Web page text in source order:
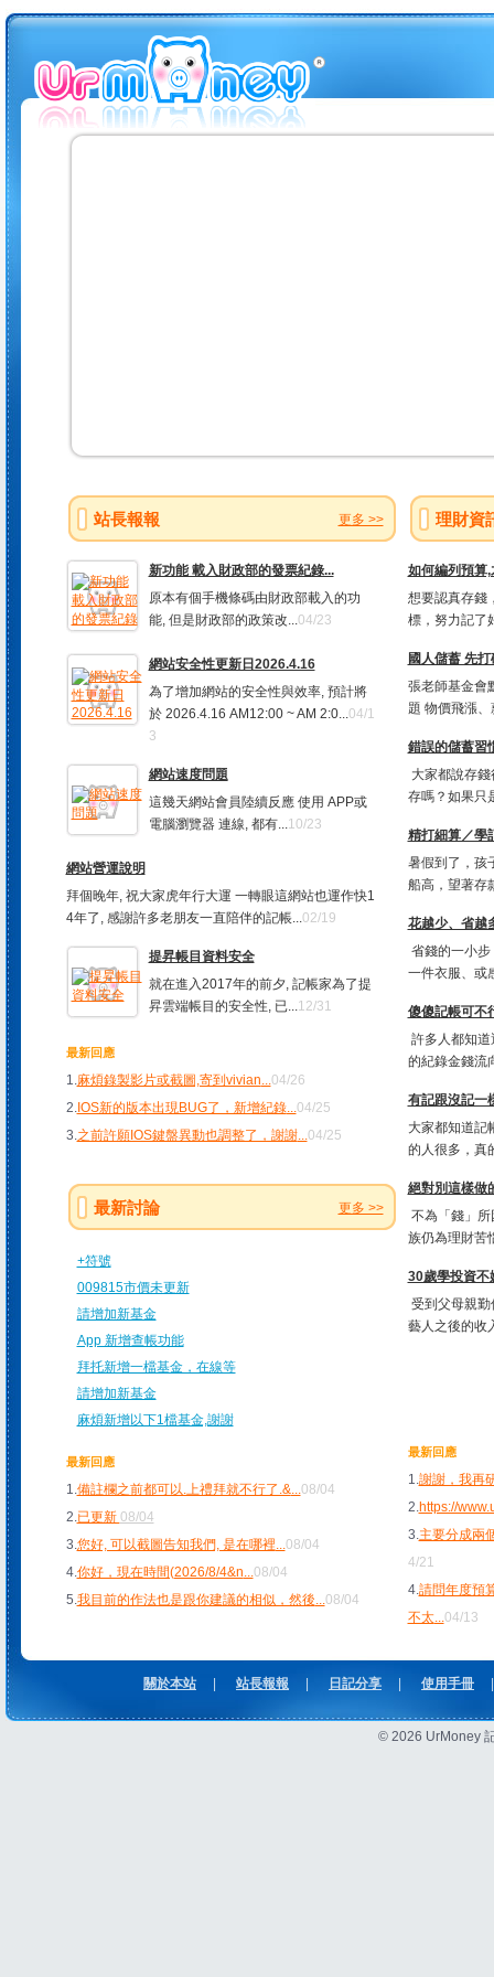
站長報報 更多 >>
新功能 載入財政部的發票紀錄...
原本有個手機條碼由財政部載入的功
能, 但是財政部的政策改...04/23
網站安全性更新日2026.4.16
為了增加網站的安全性與效率, 預計將
於 2026.4.16 AM12:00 ~ AM 2:0...04/1
3
網站速度問題
這幾天網站會員陸續反應 使用 APP或
電腦瀏覽器 連線, 都有...10/23
網站營運說明
拜個晚年, 祝大家虎年行大運 一轉眼這網站也運作快1
4年了, 感謝許多老朋友一直陪伴的記帳...02/19
提昇帳目資料安全
就在進入2017年的前夕, 記帳家為了提
昇雲端帳目的安全性, 已...12/31
最新回應
1.麻煩錄製影片或截圖,寄到vivian...04/26
2.IOS新的版本出現BUG了，新增紀錄...04/25
3.之前許願IOS鍵盤異動也調整了，謝謝...04/25
最新討論 更多 >>
+符號
009815市價未更新
請增加新基金
App 新增查帳功能
拜托新增一檔基金，在線等
請增加新基金
麻煩新增以下1檔基金,謝謝
最新回應
1.備註欄之前都可以.上禮拜就不行了.&...08/04
2.已更新 08/04
3.您好, 可以截圖告知我們, 是在哪裡...08/04
4.你好，現在時間(2026/8/4&n...08/04
5.我目前的作法也是跟你建議的相似，然後...08/04
理財資
如何編列預算
想要認真存錢
標，努力記了
國人儲蓄 先
張老師基金會
題 物價飛漲
錯誤的儲蓄習
大家都說存
存嗎？如果只
精打細算／學
暑假到了，孩
船高，望著存
花越少、省越
省錢的一小
一件衣服、或
傻傻記帳可不
許多人都知
的紀錄金錢流
有記跟沒記一
大家都知道記
的人很多，真
絕對別這樣做
不為「錢」
族仍為理財苦
30歲學投資不
受到父母親
藝人之後的收
最新回應
1.謝謝，我再
2.https://
3.主要分成兩
4/21
4.請問年度預
不太...04/13
關於本站 站長報報 日記分享 使用手冊
© 2026 UrMoney